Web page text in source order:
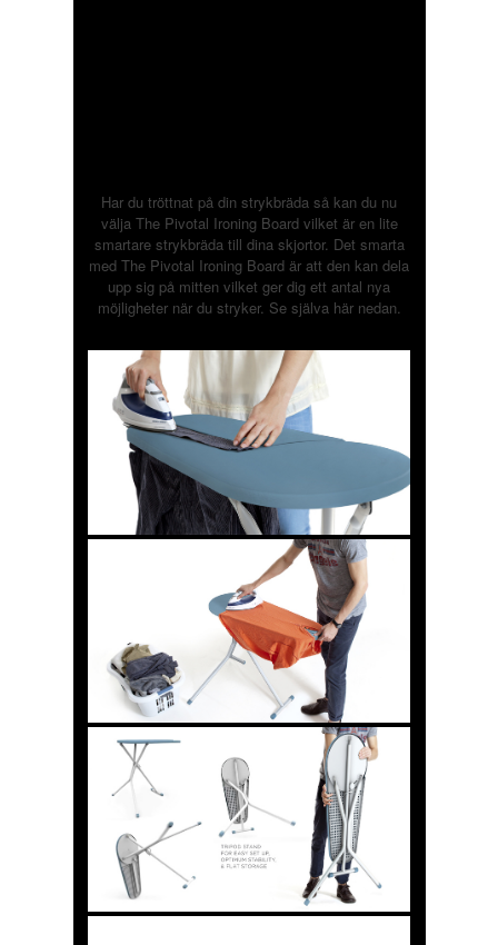
Har du tröttnat på din strykbräda så kan du nu
välja The Pivotal Ironing Board vilket är en lite
smartare strykbräda till dina skjortor. Det smarta
med The Pivotal Ironing Board är att den kan dela
upp sig på mitten vilket ger dig ett antal nya
möjligheter när du stryker. Se själva här nedan.